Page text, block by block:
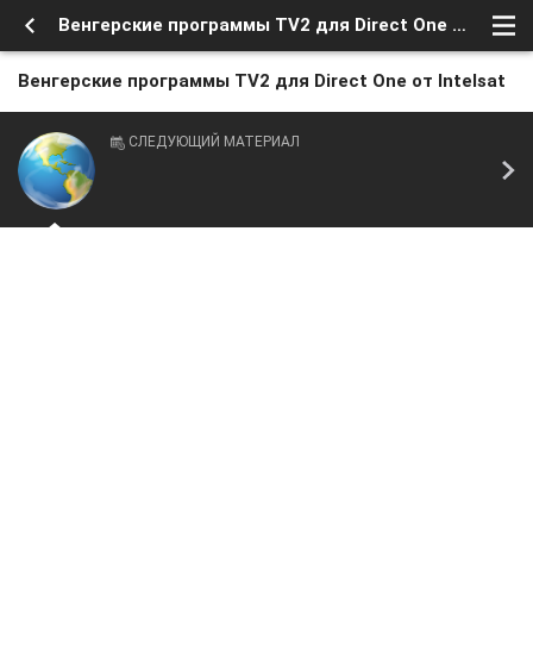
Венгерские программы TV2 для Direct One от Intelsat
Венгерские программы TV2 для Direct One от Intelsat
СЛЕДУЮЩИЙ МАТЕРИАЛ